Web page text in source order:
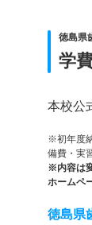
徳島県
学
本校公
※初年度
備費・実
※内容は
ホームペ
徳島県